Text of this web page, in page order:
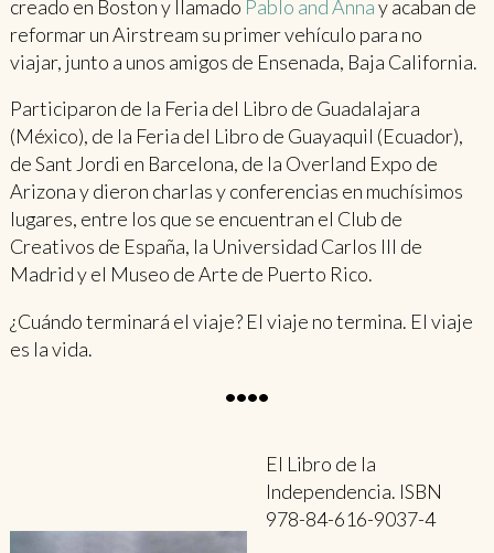
creado en Boston y llamado Pablo and Annay acaban de
reformar un Airstream su primer vehículo para no
viajar, junto a unos amigos de Ensenada, Baja California.
Participaron de la Feria del Libro de Guadalajara
(México), de la Feria del Libro de Guayaquil (Ecuador),
de Sant Jordi en Barcelona, de la Overland Expo de
Arizona y dieron charlas y conferencias en muchísimos
lugares, entre los que se encuentran el Club de
Creativos de España, la Universidad Carlos III de
Madrid y el Museo de Arte de Puerto Rico.
¿Cuándo terminará el viaje? El viaje no termina. El viaje
es la vida.
••••
El Libro de la
Independencia. ISBN
978-84-616-9037-4